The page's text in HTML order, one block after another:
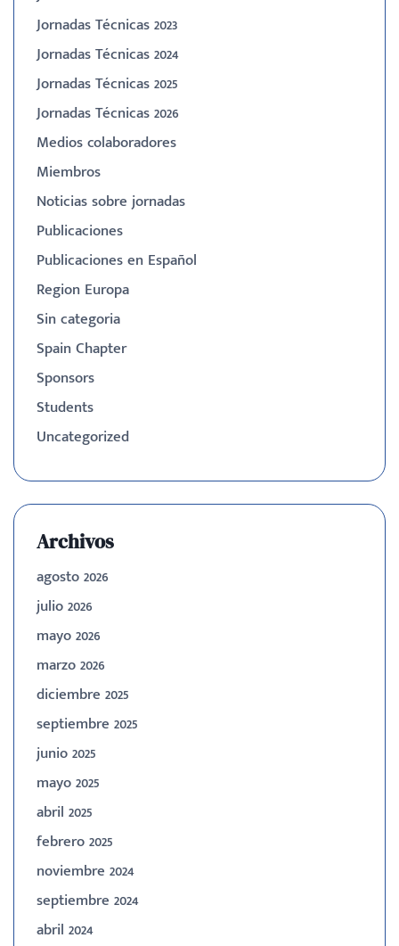
Jornadas Técnicas 2023
Jornadas Técnicas 2024
Jornadas Técnicas 2025
Jornadas Técnicas 2026
Medios colaboradores
Miembros
Noticias sobre jornadas
Publicaciones
Publicaciones en Español
Region Europa
Sin categoria
Spain Chapter
Sponsors
Students
Uncategorized
Archivos
agosto 2026
julio 2026
mayo 2026
marzo 2026
diciembre 2025
septiembre 2025
junio 2025
mayo 2025
abril 2025
febrero 2025
noviembre 2024
septiembre 2024
abril 2024